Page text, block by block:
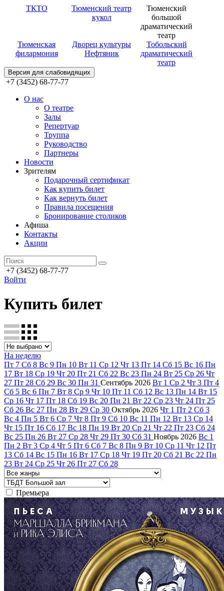
ТКТО
Тюменский театр
кукол
Тюменский
большой
драматический
театр
Тюменская
филармония
Дворец культуры
Нефтяник
Тобольский
драматический
театр
Версия для слабовидящих
+7 (3452) 68-77-77
О нас
О театре
Залы
Репертуар
Труппа
Руководство
Партнеры
Новости
Зрителям
Подарочный сертификат
Как купить билет
Как вернуть билет
Правила посещения
Бронирование столиков
Афиша
Контакты
Акции
+7 (3452) 68-77-77
Войти
Купить билет
На неделю
Пт 7 Сб 8 Вс 9 Пн 10 Вт 11 Ср 12 Чт 13 Пт 14 Сб 15 Вс 16 Пн
17 Вт 18 Ср 19 Чт 20 Пт 21 Сб 22 Вс 23 Пн 24 Вт 25 Ср 26 Чт
27 Пт 28 Сб 29 Вс 30 Пн 31 Сентябрь 2026 Вт 1 Ср 2 Чт 3 Пт 4
Сб 5 Вс 6 Пн 7 Вт 8 Ср 9 Чт 10 Пт 11 Сб 12 Вс 13 Пн 14 Вт 15
Ср 16 Чт 17 Пт 18 Сб 19 Вс 20 Пн 21 Вт 22 Ср 23 Чт 24 Пт 25
Сб 26 Вс 27 Пн 28 Вт 29 Ср 30 Октябрь 2026 Чт 1 Пт 2 Сб 3
Вс 4 Пн 5 Вт 6 Ср 7 Чт 8 Пт 9 Сб 10 Вс 11 Пн 12 Вт 13 Ср 14
Чт 15 Пт 16 Сб 17 Вс 18 Пн 19 Вт 20 Ср 21 Чт 22 Пт 23 Сб 24
Вс 25 Пн 26 Вт 27 Ср 28 Чт 29 Пт 30 Сб 31 Ноябрь 2026 Вс 1
Пн 2 Вт 3 Ср 4 Чт 5 Пт 6 Сб 7 Вс 8 Пн 9 Вт 10 Ср 11 Чт 12 Пт
13 Сб 14 Вс 15 Пн 16 Вт 17 Ср 18 Чт 19 Пт 20 Сб 21 Вс 22 Пн
23 Вт 24 Ср 25 Чт 26 Пт 27 Сб 28
Премьера